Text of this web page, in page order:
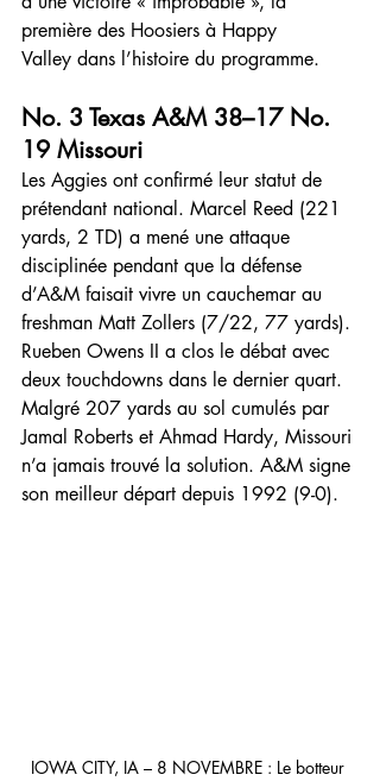
première des Hoosiers à Happy
Valley dans l’histoire du programme.
No. 3 Texas A&M 38–17 No.
19 Missouri
Les Aggies ont confirmé leur statut de
prétendant national. Marcel Reed (221
yards, 2 TD) a mené une attaque
disciplinée pendant que la défense
d’A&M faisait vivre un cauchemar au
freshman Matt Zollers (7/22, 77 yards).
Rueben Owens II a clos le débat avec
deux touchdowns dans le dernier quart.
Malgré 207 yards au sol cumulés par
Jamal Roberts et Ahmad Hardy, Missouri
n’a jamais trouvé la solution. A&M signe
son meilleur départ depuis 1992 (9-0).
IOWA CITY, IA – 8 NOVEMBRE : Le botteur